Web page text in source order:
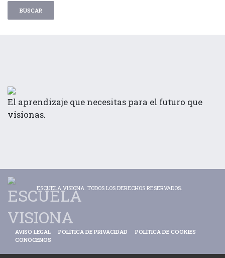
El aprendizaje que necesitas para el futuro que
visionas.
ESCUELA VISIONA. TODOS LOS DERECHOS RESERVADOS.
AVISO LEGAL POLÍTICA DE PRIVACIDAD
POLÍTICA DE COOKIES
CONÓCENOS